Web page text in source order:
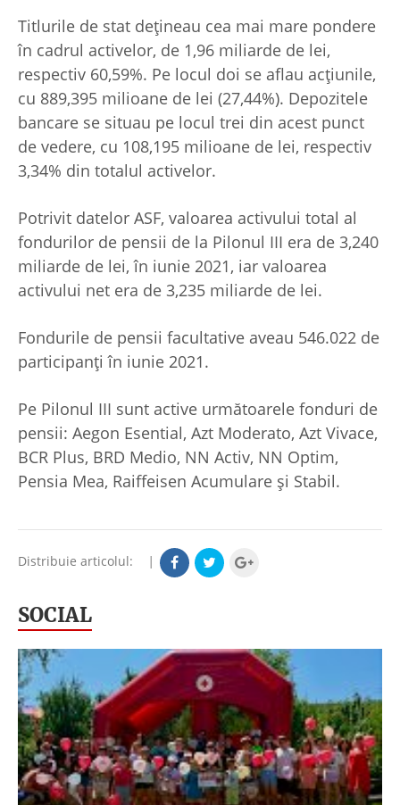
Titlurile de stat deţineau cea mai mare pondere
în cadrul activelor, de 1,96 miliarde de lei,
respectiv 60,59%. Pe locul doi se aflau acţiunile,
cu 889,395 milioane de lei (27,44%). Depozitele
bancare se situau pe locul trei din acest punct
de vedere, cu 108,195 milioane de lei, respectiv
3,34% din totalul activelor.
Potrivit datelor ASF, valoarea activului total al
fondurilor de pensii de la Pilonul III era de 3,240
miliarde de lei, în iunie 2021, iar valoarea
activului net era de 3,235 miliarde de lei.
Fondurile de pensii facultative aveau 546.022 de
participanţi în iunie 2021.
Pe Pilonul III sunt active următoarele fonduri de
pensii: Aegon Esential, Azt Moderato, Azt Vivace,
BCR Plus, BRD Medio, NN Activ, NN Optim,
Pensia Mea, Raiffeisen Acumulare şi Stabil.
Distribuie articolul: |
SOCIAL